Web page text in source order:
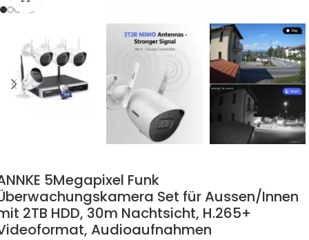
5Megapixel Funk
Set für Aussen/Innen
2TB HDD, 30m Nachtsicht, H.265+
Audioaufnahmen